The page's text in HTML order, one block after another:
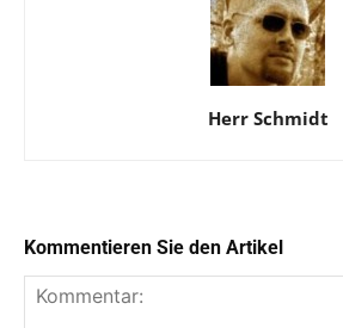
Herr Schmidt
Kommentieren Sie den Artikel